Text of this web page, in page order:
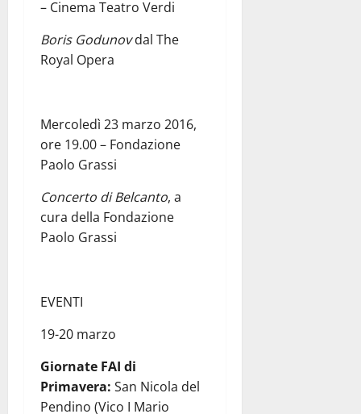
– Cinema Teatro Verdi
Boris Godunovdal The
Royal Opera
Mercoledì 23 marzo 2016,
ore 19.00 – Fondazione
Paolo Grassi
Concerto di Belcanto, a
cura della Fondazione
Paolo Grassi
EVENTI
19-20 marzo
Giornate FAI di
Primavera: San Nicola del
Pendino (Vico I Mario